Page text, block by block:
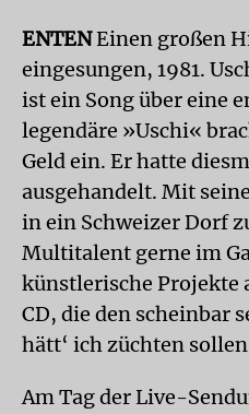
ENTENEinen großen
eingesungen, 1981.
ist ein Song über eine
legendäre »Uschi«
Geld ein. Er hatte
ausgehandelt. Mit
in ein Schweizer Dorf
Multitalent gerne im
künstlerische Projekte
CD, die den scheinbar
hätt‘ ich züchten
Am Tag der Live-